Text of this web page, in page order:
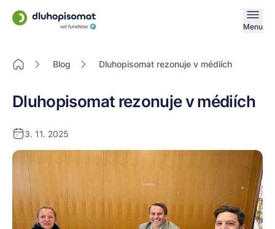
Menu
Blog Dluhopisomat rezonuje v médiích
3. 11. 2025
Dluhopisomat rezonuje v médiích